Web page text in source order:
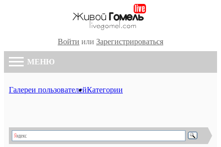
Войти или Зарегистрироваться
МЕНЮ
Галереи пользователейКатегории